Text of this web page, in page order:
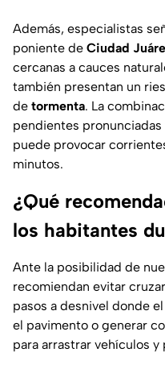
Además, especialistas
poniente de Ciudad
cercanas a cauces
también presentan un
de tormenta. La
pendientes
puede provocar
minutos.
¿Qué
los habitantes
Ante la posibilidad de
recomiendan evitar
pasos a desnivel donde
el pavimento o generar
para arrastrar vehículos y